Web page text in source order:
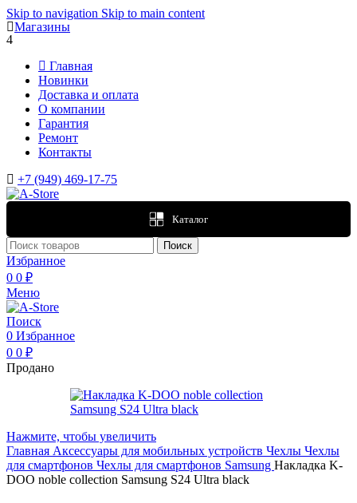
Skip to navigation Skip to main content
Магазины
4
Главная
Новинки
Доставка и оплата
О компании
Гарантия
Ремонт
Контакты
+7 (949) 469-17-75
Каталог
Поиск
Избранное
0 0 ₽
Меню
Поиск
0 Избранное
0 0 ₽
Продано
Нажмите, чтобы увеличить
Главная Аксессуары для мобильных устройств Чехлы Чехлы
для смартфонов Чехлы для смартфонов Samsung Накладка K-
DOO noble collection Samsung S24 Ultra black